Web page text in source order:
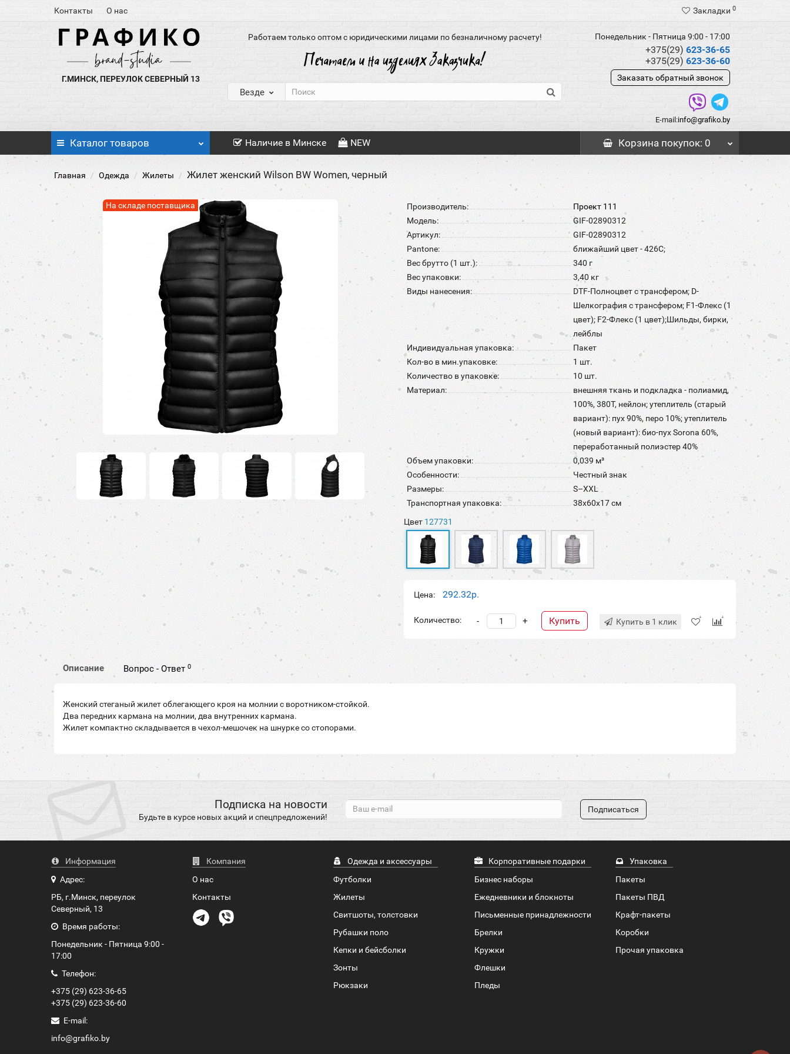
Контакты О нас Закладки 0
Г.МИНСК, ПЕРЕУЛОК СЕВЕРНЫЙ 13
Работаем только оптом с юридическими лицами по безналичному расчету!
Везде
Понедельник - Пятница 9:00 - 17:00
+375(29) 623-36-65
+375(29) 623-36-60
Заказать обратный звонок
E-mail:info@grafiko.by
Каталог товаров Наличие в Минске NEW Корзина покупок: 0
Главная Одежда Жилеты Жилет женский Wilson BW Women, черный
На складе поставщика Производитель:
Проект 111
Модель:
GIF-02890312
Артикул:
GIF-02890312
Pantone:
ближайший цвет - 426C;
Вес брутто (1 шт.):
340 г
Вес упаковки:
3,40 кг
Виды нанесения:
DTF-Полноцвет с трансфером; D-
Шелкография с трансфером; F1-Флекс (1
цвет); F2-Флекс (1 цвет);Шильды, бирки,
лейблы
Индивидуальная упаковка:
Пакет
Кол-во в мин.упаковке:
1 шт.
Количество в упаковке:
10 шт.
Материал:
внешняя ткань и подкладка - полиамид,
100%, 380Т, нейлон; утеплитель (старый
вариант): пух 90%, перо 10%; утеплитель
(новый вариант): био-пух Sorona 60%,
переработанный полиэстер 40%
Объем упаковки:
0,039 м³
Особенности:
Честный знак
Размеры:
S–XXL
Транспортная упаковка:
38x60x17 см
Цвет 127731
Цена: 292.32р.
Количество: +
- Купить Купить в 1 клик
Описание Вопрос - Ответ0
Женский стеганый жилет облегающего кроя на молнии с воротником-стойкой.
Два передних кармана на молнии, два внутренних кармана.
Жилет компактно складывается в чехол-мешочек на шнурке со стопорами.
Подписка на новости
Будьте в курсе новых акций и спецпредложений!
Подписаться
Информация
Адрес:
РБ, г.Минск, переулок
Северный, 13
Время работы:
Понедельник - Пятница 9:00 -
17:00
Телефон:
+375 (29) 623-36-65
+375 (29) 623-36-60
E-mail:
info@grafiko.by
Компания
О нас
Контакты
Одежда и аксессуары
Футболки
Жилеты
Свитшоты, толстовки
Рубашки поло
Кепки и бейсболки
Зонты
Рюкзаки
Корпоративные подарки
Бизнес наборы
Ежедневники и блокноты
Письменные принадлежности
Брелки
Кружки
Флешки
Пледы
Упаковка
Пакеты
Пакеты ПВД
Крафт-пакеты
Коробки
Прочая упаковка